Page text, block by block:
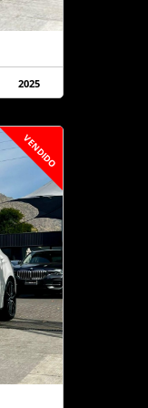
2025
VENDIDO